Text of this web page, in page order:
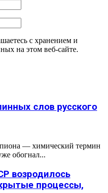
с хранением и
на этом веб-сайте.
слов русского
— химический термин
обогнал...
возродилось
процессы,